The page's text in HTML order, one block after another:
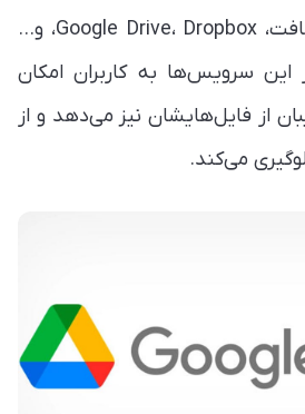
از مایکروسافت، Google Drive، Dropbox، و...
این سرویس‌ها به کاربران امکان
از فایل‌هایشان نیز می‌دهد و از
می‌کند.